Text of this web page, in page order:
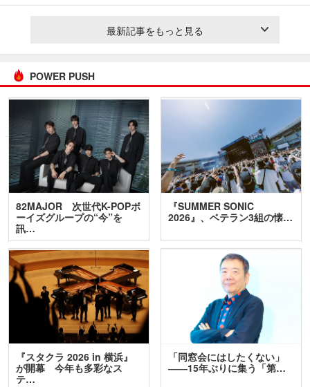
最新記事をもっと見る
POWER PUSH
82MAJOR 次世代K-POPボ
ーイズグループの“今”を
訊…
『SUMMER SONIC
2026』、ベテラン3組の懐…
『スタクラ 2026 in 横浜』
が開幕 今年も多彩なス
テ…
「同窓会にはしたくない」
――15年ぶりに集う「第…